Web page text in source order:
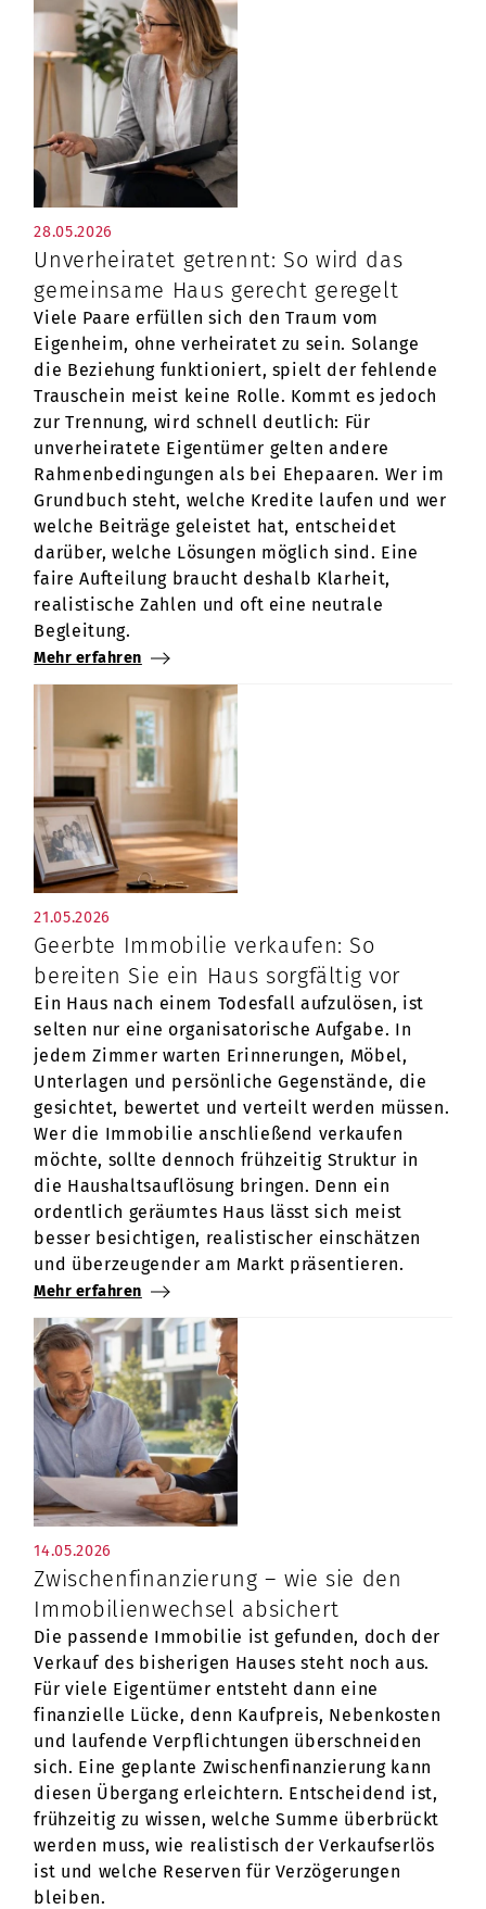
28.05.2026
Unverheiratet getrennt: So wird das
gemeinsame Haus gerecht geregelt
Viele Paare erfüllen sich den Traum vom
Eigenheim, ohne verheiratet zu sein. Solange
die Beziehung funktioniert, spielt der fehlende
Trauschein meist keine Rolle. Kommt es jedoch
zur Trennung, wird schnell deutlich: Für
unverheiratete Eigentümer gelten andere
Rahmenbedingungen als bei Ehepaaren. Wer im
Grundbuch steht, welche Kredite laufen und wer
welche Beiträge geleistet hat, entscheidet
darüber, welche Lösungen möglich sind. Eine
faire Aufteilung braucht deshalb Klarheit,
realistische Zahlen und oft eine neutrale
Begleitung.
Mehr erfahren
21.05.2026
Geerbte Immobilie verkaufen: So
bereiten Sie ein Haus sorgfältig vor
Ein Haus nach einem Todesfall aufzulösen, ist
selten nur eine organisatorische Aufgabe. In
jedem Zimmer warten Erinnerungen, Möbel,
Unterlagen und persönliche Gegenstände, die
gesichtet, bewertet und verteilt werden müssen.
Wer die Immobilie anschließend verkaufen
möchte, sollte dennoch frühzeitig Struktur in
die Haushaltsauflösung bringen. Denn ein
ordentlich geräumtes Haus lässt sich meist
besser besichtigen, realistischer einschätzen
und überzeugender am Markt präsentieren.
Mehr erfahren
14.05.2026
Zwischenfinanzierung – wie sie den
Immobilienwechsel absichert
Die passende Immobilie ist gefunden, doch der
Verkauf des bisherigen Hauses steht noch aus.
Für viele Eigentümer entsteht dann eine
finanzielle Lücke, denn Kaufpreis, Nebenkosten
und laufende Verpflichtungen überschneiden
sich. Eine geplante Zwischenfinanzierung kann
diesen Übergang erleichtern. Entscheidend ist,
frühzeitig zu wissen, welche Summe überbrückt
werden muss, wie realistisch der Verkaufserlös
ist und welche Reserven für Verzögerungen
bleiben.